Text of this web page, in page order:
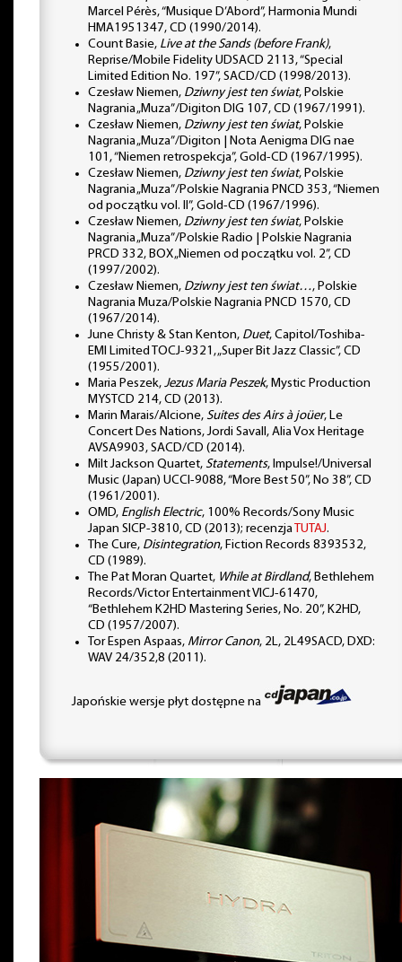
Marcel Pérès, “Musique D’Abord”, Harmonia Mundi
HMA1951347, CD (1990/2014).
Count Basie, Live at the Sands (before Frank),
Reprise/Mobile Fidelity UDSACD 2113, “Special
Limited Edition No. 197”, SACD/CD (1998/2013).
Czesław Niemen, Dziwny jest ten świat, Polskie
Nagrania „Muza”/Digiton DIG 107, CD (1967/1991).
Czesław Niemen, Dziwny jest ten świat, Polskie
Nagrania „Muza”/Digiton | Nota Aenigma DIG nae
101, “Niemen retrospekcja”, Gold-CD (1967/1995).
Czesław Niemen, Dziwny jest ten świat, Polskie
Nagrania „Muza”/Polskie Nagrania PNCD 353, “Niemen
od początku vol. II”, Gold-CD (1967/1996).
Czesław Niemen, Dziwny jest ten świat, Polskie
Nagrania „Muza”/Polskie Radio | Polskie Nagrania
PRCD 332, BOX „Niemen od początku vol. 2”, CD
(1997/2002).
Czesław Niemen, Dziwny jest ten świat…, Polskie
Nagrania Muza/Polskie Nagrania PNCD 1570, CD
(1967/2014).
June Christy & Stan Kenton, Duet, Capitol/Toshiba-
EMI Limited TOCJ-9321, „Super Bit Jazz Classic”, CD
(1955/2001).
Maria Peszek, Jezus Maria Peszek, Mystic Production
MYSTCD 214, CD (2013).
Marin Marais/Alcione, Suites des Airs à joüer, Le
Concert Des Nations, Jordi Savall, Alia Vox Heritage
AVSA9903, SACD/CD (2014).
Milt Jackson Quartet, Statements, Impulse!/Universal
Music (Japan) UCCI-9088, “More Best 50”, No 38”, CD
(1961/2001).
OMD, English Electric, 100% Records/Sony Music
Japan SICP-3810, CD (2013); recenzja TUTAJ.
The Cure, Disintegration, Fiction Records 8393532,
CD (1989).
The Pat Moran Quartet, While at Birdland, Bethlehem
Records/Victor Entertainment VICJ-61470,
“Bethlehem K2HD Mastering Series, No. 20”, K2HD,
CD (1957/2007).
Tor Espen Aspaas, Mirror Canon, 2L, 2L49SACD, DXD:
WAV 24/352,8 (2011).
Japońskie wersje płyt dostępne na